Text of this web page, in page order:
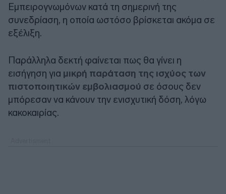
Εμπειρογνωμόνων κατά τη σημερινή της
συνεδρίαση, η οποία ωστόσο βρίσκεται ακόμα σε
εξέλιξη.
Παράλληλα δεκτή φαίνεται πως θα γίνει η
εισήγηση για μικρή παράταση της ισχύος των
πιστοποιητικών εμβολιασμού σε όσους δεν
μπόρεσαν να κάνουν την ενισχυτική δόση, λόγω
κακοκαιρίας.